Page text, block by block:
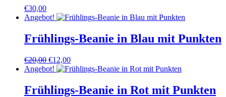
€30,00
Angebot!
Frühlings-Beanie in Blau mit Punkten
€20,00 Ursprünglicher
Preis
€20,00
€12,00Aktueller
Preis
€12,00.
Angebot!
Frühlings-Beanie in Rot mit Punkten